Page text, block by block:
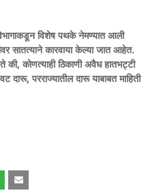
विशेष पथके नेमण्यात आली
सातत्याने कारवाया केल्या जात आहेत.
की, कोणत्याही ठिकाणी अवैध हातभट्टी
दारू, परराज्यातील दारू याबाबत माहिती